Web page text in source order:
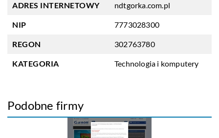
ADRES INTERNETOWY ndtgorka.com.pl
NIP 7773028300
REGON 302763780
KATEGORIA Technologia i komputery
Podobne firmy